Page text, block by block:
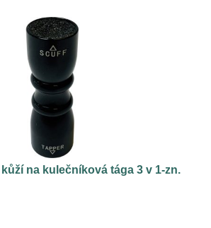
na kulečníková tága 3 v 1-zn.